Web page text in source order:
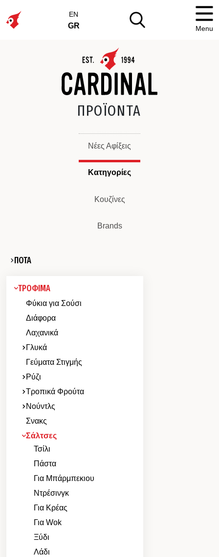
EN
GR Menu
ΠΡΟΪΟΝΤΑ
Νέες Αφίξεις
Κατηγορίες
Κουζίνες
Brands
ΠΟΤΑ
ΤΡΟΦΙΜΑ
Φύκια για Σούσι
Διάφορα
Λαχανικά
Γλυκά
Γεύματα Στιγμής
Ρύζι
Τροπικά Φρούτα
Νούντλς
Σνακς
Σάλτσες
Τσίλι
Πάστα
Για Μπάρμπεκιου
Ντρέσινγκ
Για Κρέας
Για Wok
Ξύδι
Λάδι